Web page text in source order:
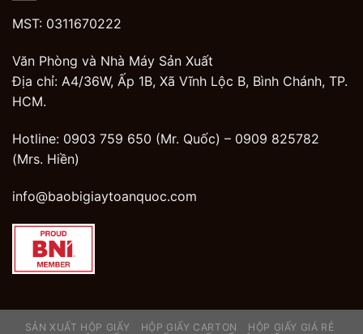
MST: 0311670222
Văn Phòng và Nhà Máy Sản Xuất
Địa chỉ: A4/36W, Ấp 1B, Xã Vĩnh Lộc B, Bình Chánh, TP.
HCM.
Hotline: 0903 759 650 (Mr. Quốc) – 0909 825782
(Mrs. Hiền)
info@baobigiaytoanquoc.com
SẢN XUẤT HỘP GIẤY HỘP GIẤY CARTON
HỘP GIẤY GIÁ RẺ